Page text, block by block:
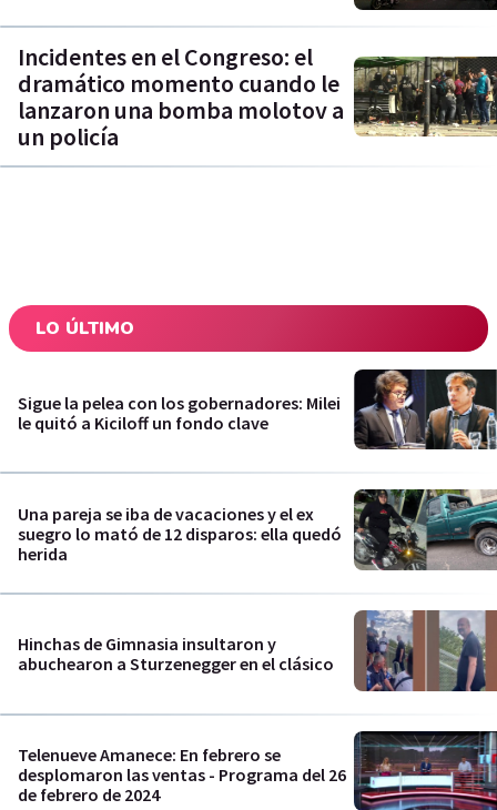
Incidentes en el Congreso: el
dramático momento cuando le
lanzaron una bomba molotov a
un policía
LO ÚLTIMO
Sigue la pelea con los gobernadores: Milei
le quitó a Kiciloff un fondo clave
Una pareja se iba de vacaciones y el ex
suegro lo mató de 12 disparos: ella quedó
herida
Hinchas de Gimnasia insultaron y
abuchearon a Sturzenegger en el clásico
Telenueve Amanece: En febrero se
desplomaron las ventas - Programa del 26
de febrero de 2024